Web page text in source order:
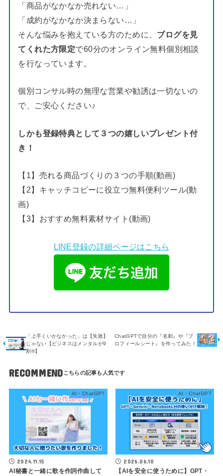
「商品がなかなか売れない…」
「成約がなかなか決まらない…」
そんな悩みを抱えている方のために、 ブログを見
てくれた方限定で60分のオンライン無料個別相談
を行なっています。
個別コンサル時の無理な営業や勧誘は一切ないの
で、ご安心ください♪
しかも登録特典として３つの嬉しいプレゼント付
き！
【1】売れる商品づくりの３つの手順(動画)
【2】キャッチコピーに役立つ無料便利ツール(動
画)
【3】おすすめ無料素材サイト(動画)
LINE登録の詳細ページはこちら
「上手くいかなかった」は【失敗】
じゃない【ビジネスはメンタルが9
割®︎】
ChatGPTで自分の『名刺』や『プ
ロフィールシート』を作ってみた！
RECOMMEND
AI・ChatGPT
2024.11.15
AI秘書と一緒に歌を作詞作曲して
AI・ChatGPT
2026.06.10
【AIを安全に使うために】GPT・